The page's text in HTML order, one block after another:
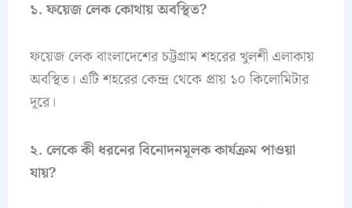
১. ফয়েজ লেক কোথায় অবস্থিত?
ফয়েজ লেক বাংলাদেশের চট্টগ্রাম শহরের খুলশী এলাকায়
অবস্থিত। এটি শহরের কেন্দ্র থেকে প্রায় ১০ কিলোমিটার
দূরে।
২. লেকে কী ধরনের বিনোদনমূলক কার্যক্রম পাওয়া
যায়?